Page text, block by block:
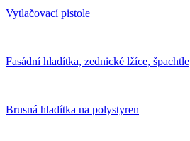
Vytlačovací pistole
Fasádní hladítka, zednické lžíce, špachtle
Brusná hladítka na polystyren